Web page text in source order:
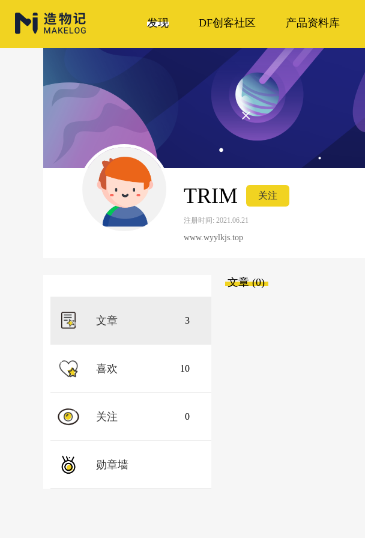
发现 DF创客社区 产品资料库
TRIM 关注
注册时间: 2021.06.21
www.wyylkjs.top
文章 3
喜欢 10
关注 0
勋章墙
文章 (0)